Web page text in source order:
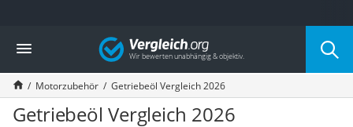
Die beliebtesten Vergleiche nach Kategorie
Auto & Motor
Fahrradträger-Anhängerkupplung (4 Fahrräder)
Fahrradträger
Fahrradträger (Anhängerkupplung)
Vergleich
Motorzubehör Getriebeöl Vergleich 2026
Getriebeöl Vergleich 2026